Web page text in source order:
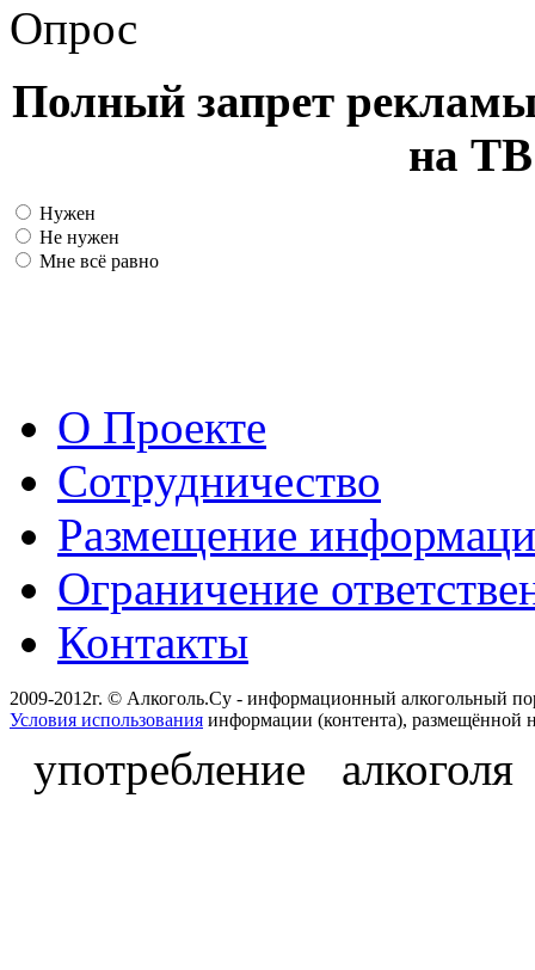
Опрос
Полный запрет
на ТВ
Нужен
Не нужен
Мне всё равно
О Проекте
Сотрудничество
Размещение
Ограничение
Контакты
2009-2012г. © Алкоголь.Су - информационный алкогольный
Условия использования информации (контента), размещённой
употребление